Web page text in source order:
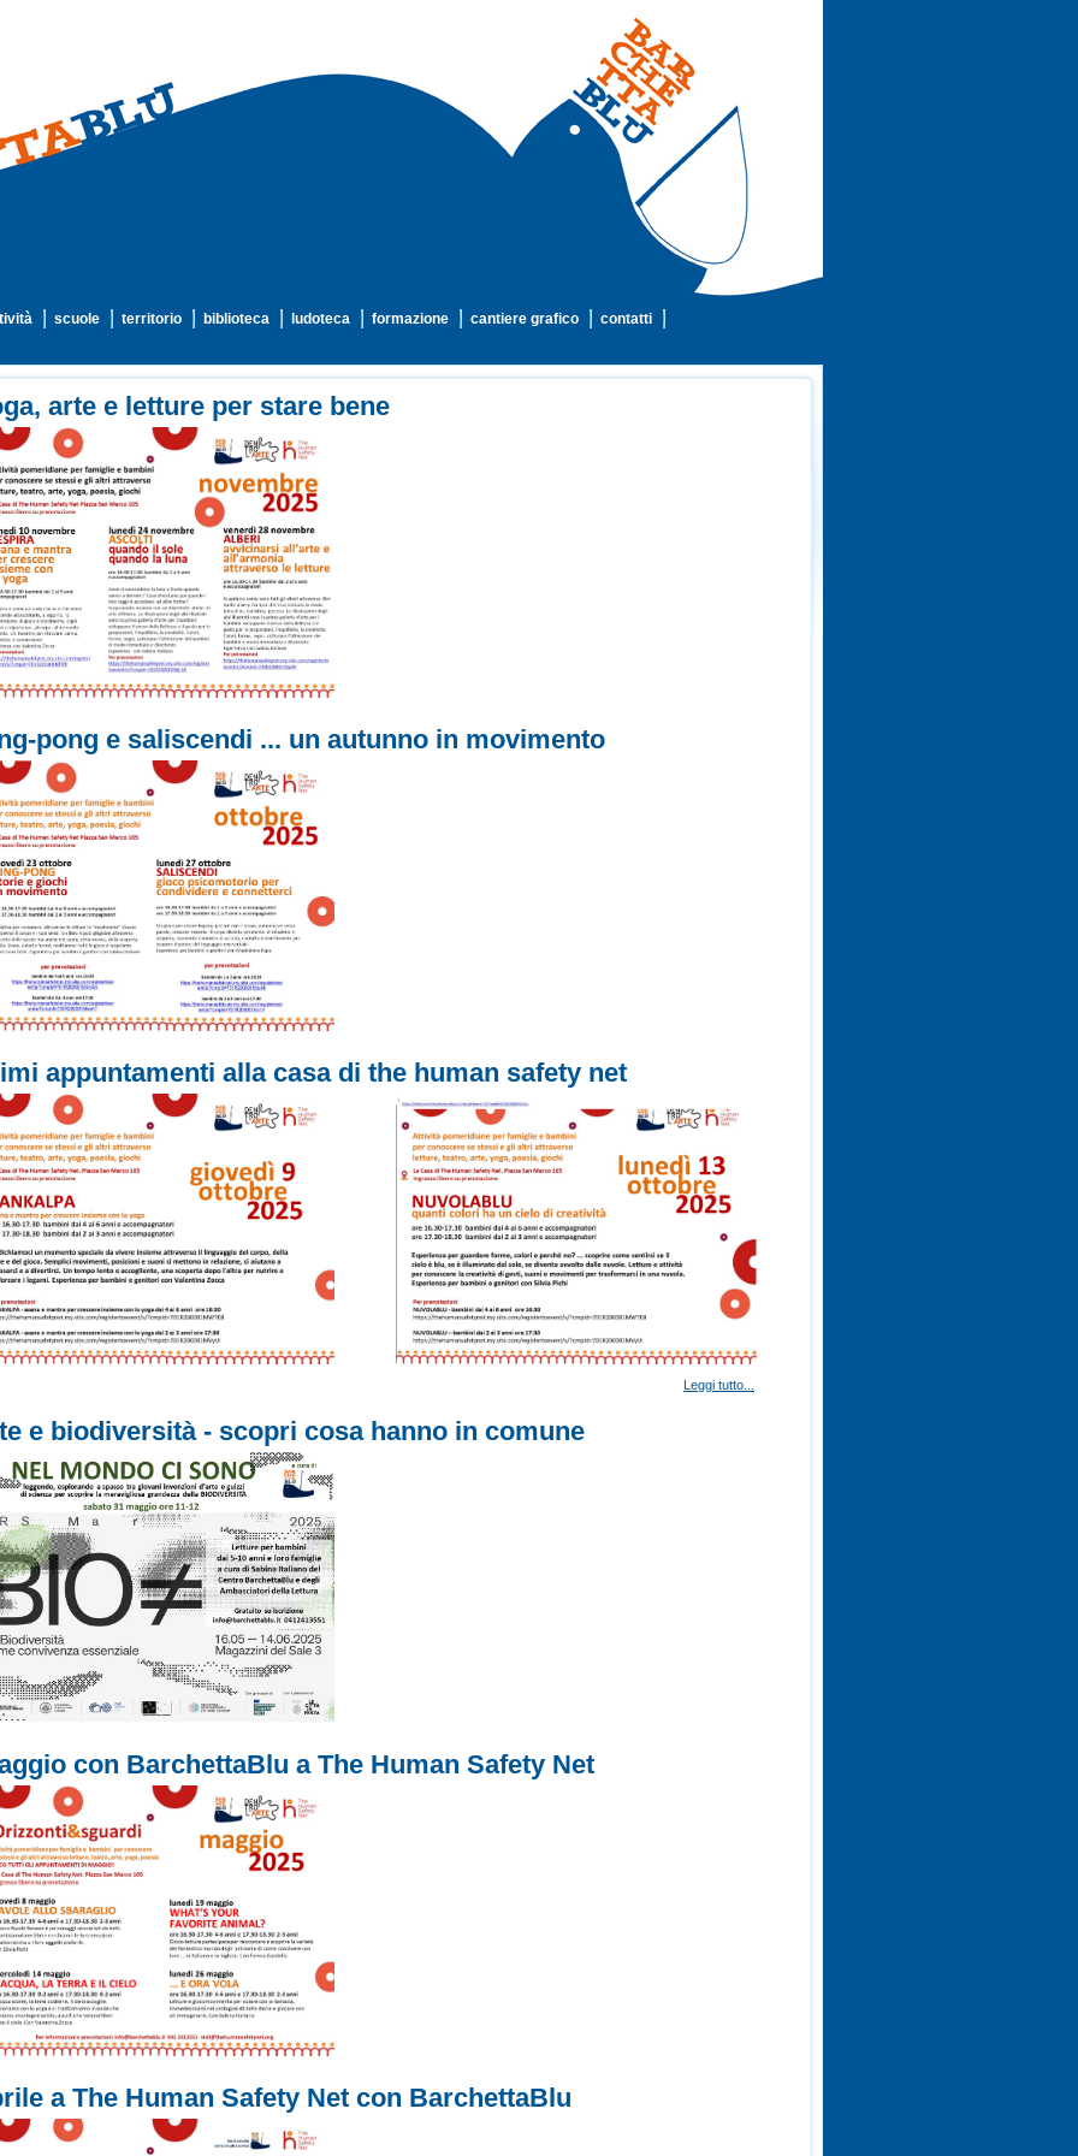
scuole territorio biblioteca ludoteca formazione cantiere grafico contatti
arte e letture per stare bene
pong e saliscendi ... un autunno in movimento
appuntamenti alla casa di the human safety net
Leggi tutto...
e biodiversità - scopri cosa hanno in comune
con BarchettaBlu a The Human Safety Net
a The Human Safety Net con BarchettaBlu